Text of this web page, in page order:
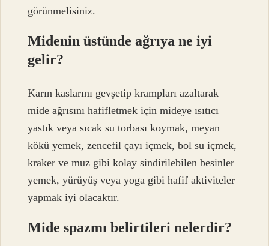
görünmelisiniz.
Midenin üstünde ağrıya ne iyi
gelir?
Karın kaslarını gevşetip krampları azaltarak
mide ağrısını hafifletmek için mideye ısıtıcı
yastık veya sıcak su torbası koymak, meyan
kökü yemek, zencefil çayı içmek, bol su içmek,
kraker ve muz gibi kolay sindirilebilen besinler
yemek, yürüyüş veya yoga gibi hafif aktiviteler
yapmak iyi olacaktır.
Mide spazmı belirtileri nelerdir?